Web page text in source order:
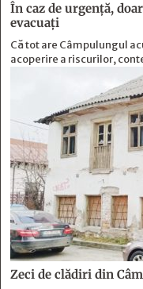
În caz de urgență,
evacuați
Că tot are Câmpulungul
acoperire a riscurilor,
Zeci de clădiri din